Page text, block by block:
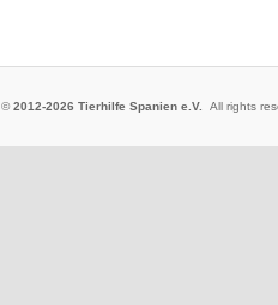
©2012-2026 Tierhilfe Spanien e.V.All rights